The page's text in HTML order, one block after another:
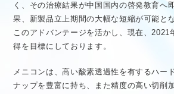
く、その治療結果が中国国内の啓発教育へ
果、新製品立上期間の大幅な短縮が可能と
このアドバンテージを活かし、現在、2021
得を目標にしております。
メニコンは、高い酸素透過性を有するハー
ナップを豊富に持ち、また精度の高い切削